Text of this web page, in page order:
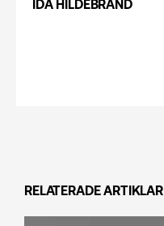
IDA HILDEBRAND
RELATERADE ARTIKLAR